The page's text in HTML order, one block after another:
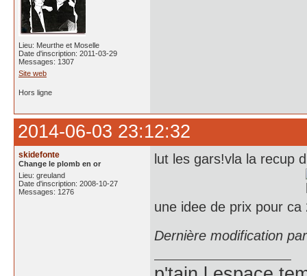
Lieu: Meurthe et Moselle
Date d'inscription: 2011-03-29
Messages: 1307
Site web
Hors ligne
2014-06-03 23:12:32
skidefonte
Change le plomb en or
Lieu: greuland
Date d'inscription: 2008-10-27
Messages: 1276
lut les gars!vla la recup
une idee de prix pour ca
Dernière modification